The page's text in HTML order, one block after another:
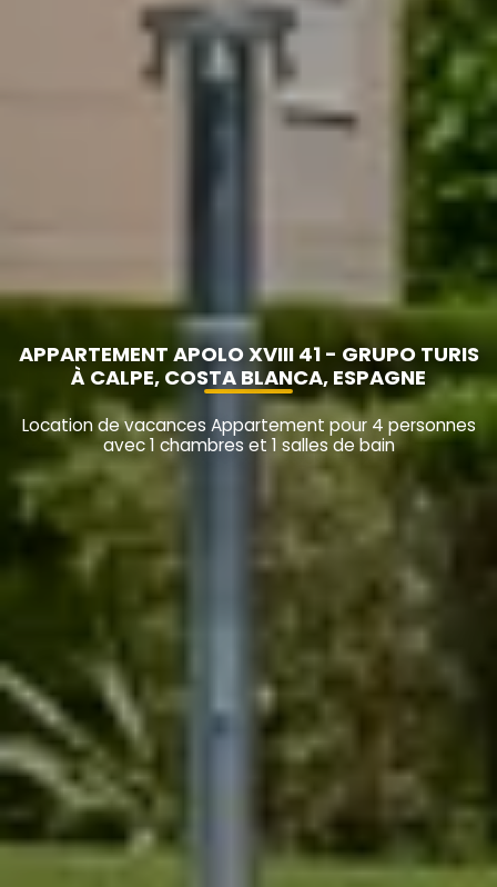
APPARTEMENT APOLO XVIII 41 - GRUPO TURIS
À CALPE, COSTA BLANCA, ESPAGNE
Location de vacances Appartement pour 4 personnes
avec 1 chambres et 1 salles de bain